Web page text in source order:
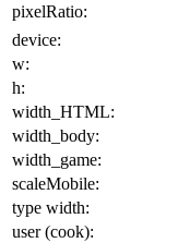
pixelRatio:
device:
w:
h:
width_HTML:
width_body:
width_game:
scaleMobile:
type width:
user (cook):